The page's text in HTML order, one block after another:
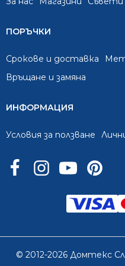
ПОРЪЧКИ
Срокове и доставка
Връщане и замяна
ИНФОРМАЦИЯ
Условия за ползване
© 2012-2026 Домтекс